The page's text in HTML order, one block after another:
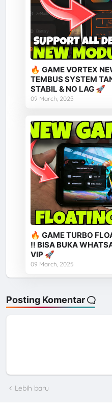
🔥 GAME VORTEX
TEMBUS SYSTEM
STABIL & NO LAG 🚀
09 March, 2025
🔥 GAME TURBO
‼️ BISA BUKA
VIP 🚀
09 March, 2025
Posting Komentar
Lebih baru